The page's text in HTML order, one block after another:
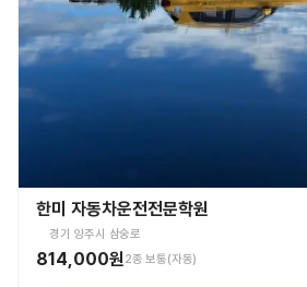
한미 자동차운전전문학원
경기 양주시 삼숭로
814,000원 2종 보통(자동)